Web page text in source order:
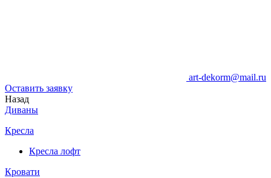
art-dekorm@mail.ru
Оставить заявку
Назад
Диваны
Кресла
Кресла лофт
Кровати